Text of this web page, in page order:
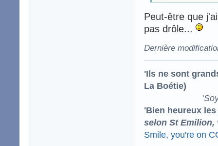
Peut-être que
pas drôle...
Dernière
'Ils ne sont
La Boétie)
'
'Bien heureux
selon St Emilion,
Smile, you're on